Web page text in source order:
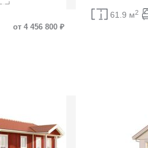
от 4 456 800 ₽
61.9 м2